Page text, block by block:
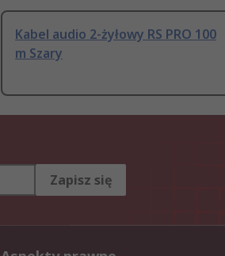
Kabel audio 2-żyłowy RS PRO 100
m Szary
Zapisz się